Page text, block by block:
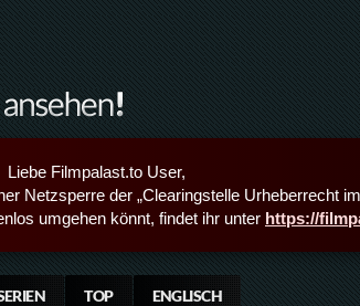
Liebe Filmpalast.to User,
Netzsperre der „Clearingstelle Urheberrecht
umgehen könnt, findet ihr unter https://
TOP ENGLISCH